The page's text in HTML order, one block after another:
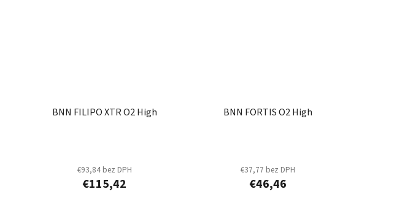
BNN FILIPO XTR O2 High
€93,84 bez DPH
€115,42
BNN FORTIS O2 High
€37,77 bez DPH
€46,46